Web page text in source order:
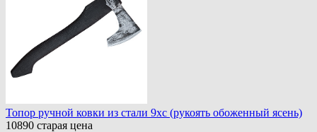
Топор ручной ковки из стали 9хс (рукоять обоженный ясень)
10890 старая цена